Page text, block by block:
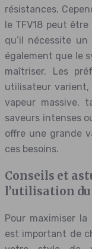
résistances.
le TFV18 peut
qu’il nécessite
également que le
maîtriser. Les
utilisateur
vapeur massive,
saveurs intenses
offre une grande
ces besoins.
Conseils et
l’utilisation du
Pour maximiser
est important de